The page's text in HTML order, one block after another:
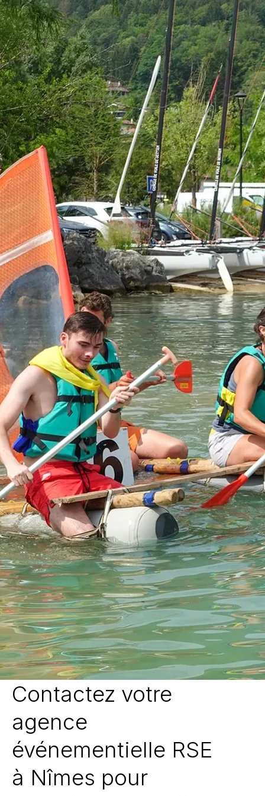
Contactez votre
agence
événementielle RSE
à Nîmes pour